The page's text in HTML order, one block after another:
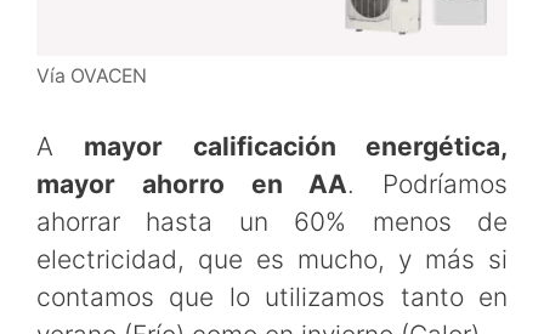
Vía OVACEN
A mayor calificación energética,
mayor ahorro en AA. Podríamos
ahorrar hasta un 60% menos de
electricidad, que es mucho, y más si
contamos que lo utilizamos tanto en